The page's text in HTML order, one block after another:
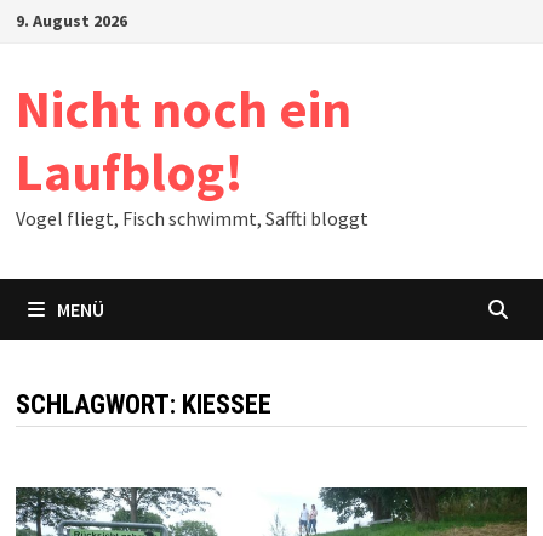
Zum9. August 2026
Nicht noch ein
Laufblog!
Vogel fliegt, Fisch schwimmt, Saffti bloggt
MENÜ
SCHLAGWORT: KIESSEE